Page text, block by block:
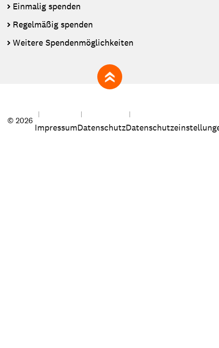
Einmalig spenden
Regelmäßig spenden
Weitere Spendenmöglichkeiten
zum Seitenanfang
© 2026
ImpressumDatenschutz